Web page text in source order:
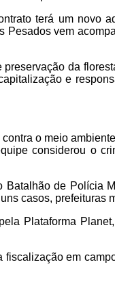
terá um novo
vem
da
e
o meio
considerou o
de Polícia
casos, prefeituras
Plataforma
em